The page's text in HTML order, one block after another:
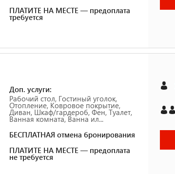
ПЛАТИТЕ НА МЕСТЕ — предоплата
требуется
Доп. услуги:
Рабочий стол, Гостиный уголок,
Отопление, Ковровое покрытие,
Диван, Шкаф/гардероб, Фен, Туалет,
Ванная комната, Ванна ил...
БЕСПЛАТНАЯ отмена бронирования
ПЛАТИТЕ НА МЕСТЕ — предоплата
не требуется